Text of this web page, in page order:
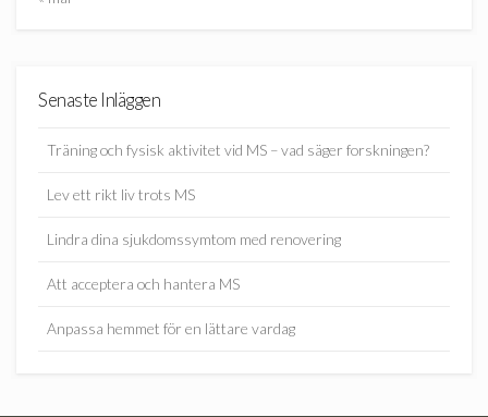
Senaste Inläggen
Träning och fysisk aktivitet vid MS – vad säger forskningen?
Lev ett rikt liv trots MS
Lindra dina sjukdomssymtom med renovering
Att acceptera och hantera MS
Anpassa hemmet för en lättare vardag